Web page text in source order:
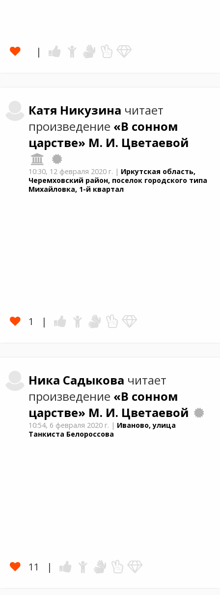
Катя Никузина читает
произведение «В сонном
царстве» М. И. Цветаевой
10:30, 12 февраля 2020 г. | Иркутская область,
Черемховский район, поселок городского типа
Михайловка, 1-й квартал
1
Ника Садыкова читает
произведение «В сонном
царстве» М. И. Цветаевой
10:54, 6 февраля 2020 г. | Иваново, улица
Танкиста Белороссова
11